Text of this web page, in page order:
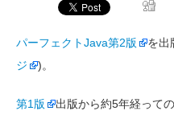
パーフェクトJava第2版 を出
ジ
)。
第1版
出版から約5年経って